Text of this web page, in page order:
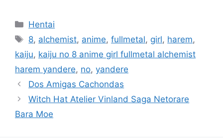
Categorías
Hentai
Etiquetas
8, alchemist, anime,fullmetal, girl, harem,
kaiju, kaiju no 8 anime girl fullmetal alchemist
harem yandere, no, yandere
Dos Amigas Cachondas
Witch Hat Atelier Vinland Saga Netorare
Bara Moe